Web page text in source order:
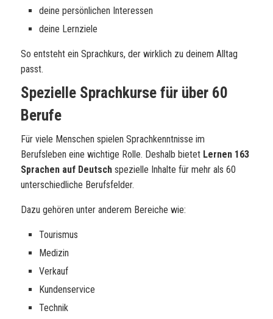
deine persönlichen Interessen
deine Lernziele
So entsteht ein Sprachkurs, der wirklich zu deinem Alltag
passt.
Spezielle Sprachkurse für über 60
Berufe
Für viele Menschen spielen Sprachkenntnisse im
Berufsleben eine wichtige Rolle. Deshalb bietet Lernen 163
Sprachen auf Deutsch spezielle Inhalte für mehr als 60
unterschiedliche Berufsfelder.
Dazu gehören unter anderem Bereiche wie:
Tourismus
Medizin
Verkauf
Kundenservice
Technik